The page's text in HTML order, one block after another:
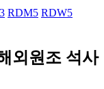
RDM5 RDW5
외원조 석사